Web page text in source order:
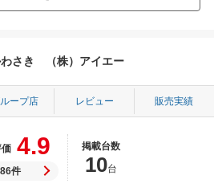
わさき （株）アイエー
ープ店 レビュー 販売実績
4.9
86件
掲載台数
10台